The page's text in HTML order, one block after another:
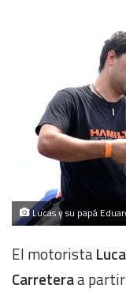
Lucas y su papá
El motorista
Carreteraa